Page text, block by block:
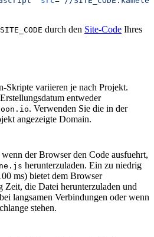
SITE_CODE durch den Site-Code Ihres
Skripte variieren je nach Projekt.
entweder
. Verwenden Sie die in der
angezeigte Domain.
der Browser den Code ausfuehrt,
herunterzuladen. Ein zu niedrig
ms) bietet dem Browser
Zeit, die Datei herunterzuladen und
langsamen Verbindungen oder wenn
stehen.